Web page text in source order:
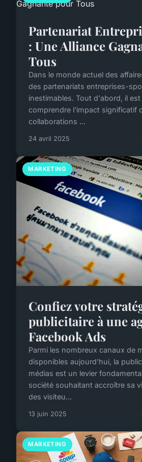
Partenariat
: Une Alliance
Tous
Dans le monde actuel des
des partenariats entreprises-
inestimables. Tout d'abord, il
comprendre l'impact significatif
collaborations ...
24 avril 2025
MARKETING
Confiez votre
publicitaire à une
Facebook Ads
Parmi les nombreux canaux de
disponibles aujourd'hui, la
médias est un levier
société souhaitant accroître sa
des visiteu...
13 juin 2025
MARKETING